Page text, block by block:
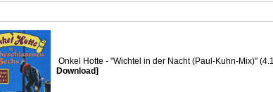
Onkel Hotte - "Wichtel in der Nacht (Paul-Kuhn-Mix)"
Download]